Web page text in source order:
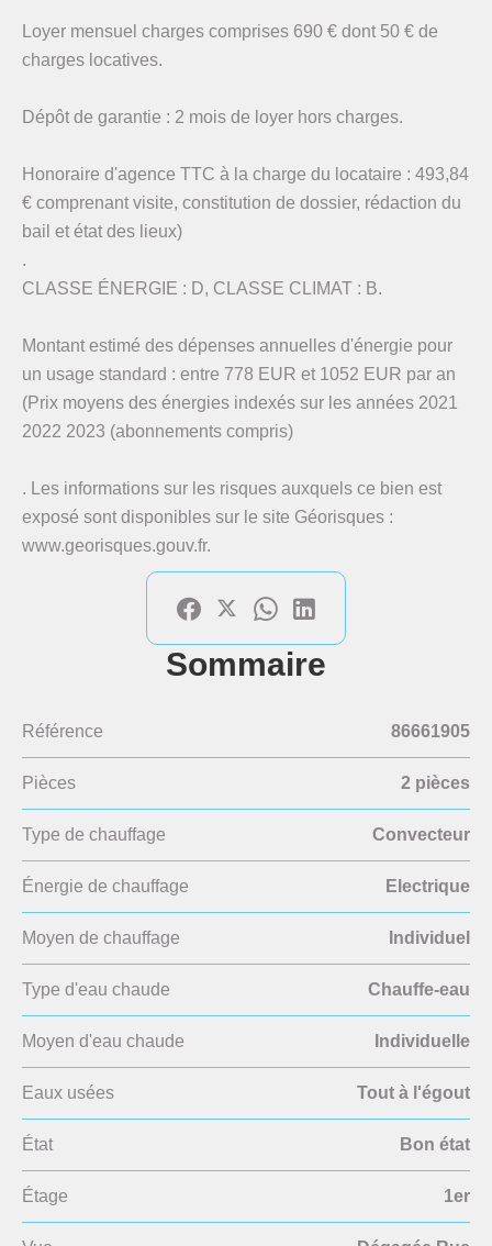
Loyer mensuel charges comprises 690 € dont 50 € de
charges locatives.
Dépôt de garantie : 2 mois de loyer hors charges.
Honoraire d'agence TTC à la charge du locataire : 493,84
€ comprenant visite, constitution de dossier, rédaction du
bail et état des lieux)
.
CLASSE ÉNERGIE : D, CLASSE CLIMAT : B.
Montant estimé des dépenses annuelles d'énergie pour
un usage standard : entre 778 EUR et 1052 EUR par an
(Prix moyens des énergies indexés sur les années 2021
2022 2023 (abonnements compris)
. Les informations sur les risques auxquels ce bien est
exposé sont disponibles sur le site Géorisques :
www.georisques.gouv.fr.
Sommaire
Référence 86661905
Pièces 2 pièces
Type de chauffage Convecteur
Énergie de chauffage Electrique
Moyen de chauffage Individuel
Type d'eau chaude Chauffe-eau
Moyen d'eau chaude Individuelle
Eaux usées Tout à l'égout
État Bon état
Étage 1er